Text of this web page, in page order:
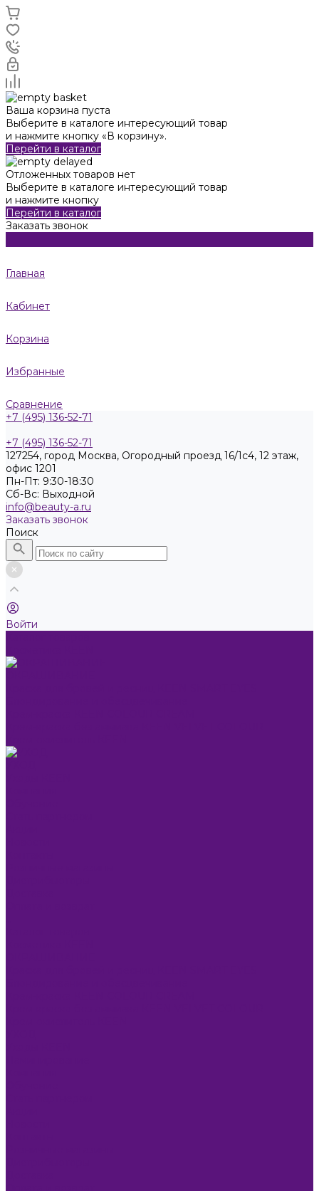
Ваша корзина пуста
Выберите в каталоге интересующий товар
и нажмите кнопку «В корзину».
Перейти в каталог
Отложенных товаров нет
Выберите в каталоге интересующий товар
и нажмите кнопку
Перейти в каталог
Заказать звонок
Главная
Кабинет
Корзина
Избранные
Сравнение
+7 (495) 136-52-71
+7 (495) 136-52-71
127254, город Москва, Огородный проезд 16/1с4, 12 этаж,
офис 1201
Пн-Пт: 9:30-18:30
Cб-Вс: Выходной
info@beauty-a.ru
Заказать звонок
Поиск
Войти